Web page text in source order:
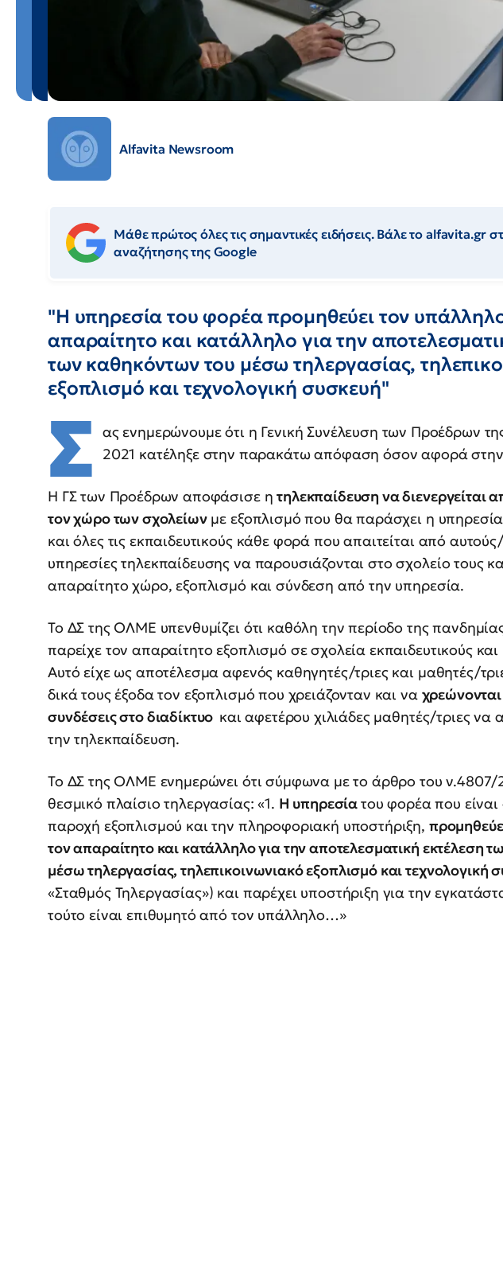
Alfavita Newsroom
Μάθε πρώτος όλες τις σημαντικές ειδήσεις. Βάλε το alfavita.gr
αναζήτησης της Google
"Η υπηρεσία του φορέα προμηθεύει τον
απαραίτητο και κατάλληλο για την
των καθηκόντων του μέσω τηλεργασίας,
εξοπλισμό και τεχνολογική συσκευή"
Σ ας ενημερώνουμε ότι η Γενική Συνέλευση των Προέδρων
2021 κατέληξε στην παρακάτω απόφαση όσον αφορά στην
Η ΓΣ των Προέδρων αποφάσισε ητηλεκπαίδευση να διενεργείται
τον χώρο των σχολείωνμε εξοπλισμό που θα παράσχει η
και όλες τις εκπαιδευτικούς κάθε φορά που απαιτείται από
υπηρεσίες τηλεκπαίδευσης να παρουσιάζονται στο σχολείο τους
απαραίτητο χώρο, εξοπλισμό και σύνδεση από την υπηρεσία.
Το ΔΣ της ΟΛΜΕ υπενθυμίζει ότι καθόλη την περίοδο της
παρείχε τον απαραίτητο εξοπλισμό σε σχολεία εκπαιδευτικούς
Αυτό είχε ως αποτέλεσμα αφενός καθηγητές/τριες και μαθητές/
δικά τους έξοδα τον εξοπλισμό που χρειάζονταν και να
συνδέσεις στο διαδίκτυο και αφετέρου χιλιάδες μαθητές/τριες να
την τηλεκπαίδευση.
Το ΔΣ της ΟΛΜΕ ενημερώνει ότι σύμφωνα με το άρθρο του ν.4807/
θεσμικό πλαίσιο τηλεργασίας: «1. Η υπηρεσίατου φορέα που
παροχή εξοπλισμού και την πληροφοριακή υποστήριξη,
τον απαραίτητο και κατάλληλο για την αποτελεσματική εκτέλεση
μέσω τηλεργασίας, τηλεπικοινωνιακό εξοπλισμό και τεχνολογική
«Σταθμός Τηλεργασίας») και παρέχει υποστήριξη για την
τούτο είναι επιθυμητό από τον υπάλληλο…»